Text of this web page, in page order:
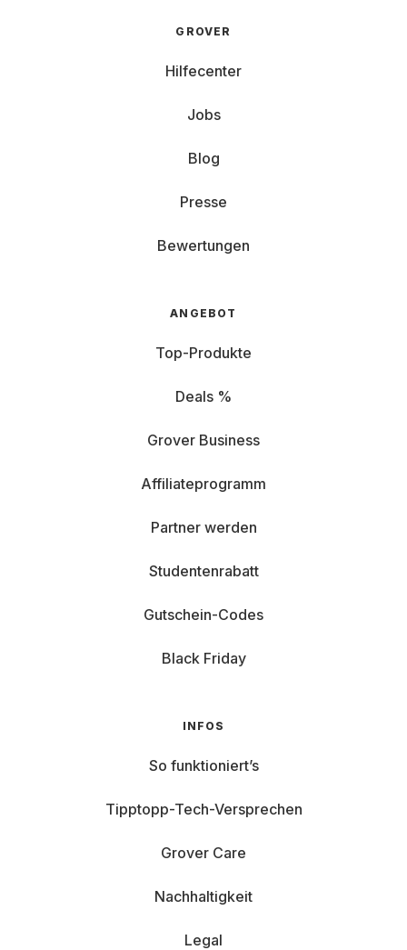
GROVER
Hilfecenter
Jobs
Blog
Presse
Bewertungen
ANGEBOT
Top-Produkte
Deals %
Grover Business
Affiliateprogramm
Partner werden
Studentenrabatt
Gutschein-Codes
Black Friday
INFOS
So funktioniert’s
Tipptopp-Tech-Versprechen
Grover Care
Nachhaltigkeit
Legal